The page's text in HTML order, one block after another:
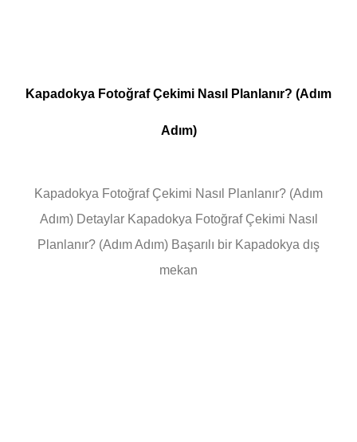
Kapadokya Fotoğraf Çekimi Nasıl Planlanır? (Adım
Adım)
Kapadokya Fotoğraf Çekimi Nasıl Planlanır? (Adım
Adım) Detaylar Kapadokya Fotoğraf Çekimi Nasıl
Planlanır? (Adım Adım) Başarılı bir Kapadokya dış
mekan